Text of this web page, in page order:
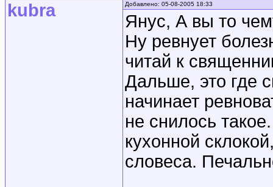
kubra Добавлено: 05-08-2005 18:33
Янус, А вы то
Ну ревнует
читай к
Дальше, это где
начинает
не снилось
кухонной
словеса.